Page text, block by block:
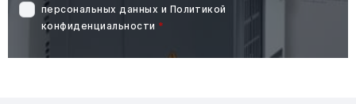
персональных данных и Политикой
конфиденциальности *